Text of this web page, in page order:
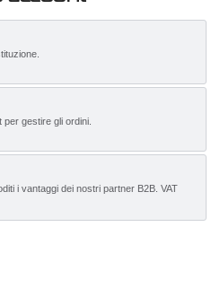
gestire gli ordini.
i vantaggi dei nostri partner B2B. VAT